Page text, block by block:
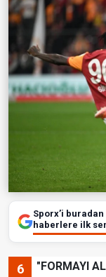
Sporx’i
haberlere ilk
6 "FORMAYI